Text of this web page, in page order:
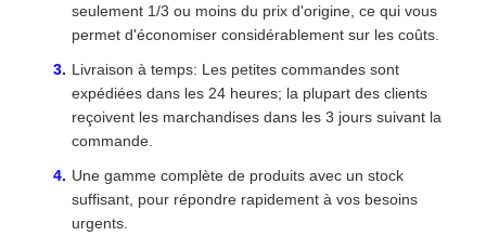
seulement 1/3 ou moins du prix d'origine, ce qui vous
permet d'économiser considérablement sur les coûts.
Livraison à temps: Les petites commandes sont
expédiées dans les 24 heures; la plupart des clients
reçoivent les marchandises dans les 3 jours suivant la
commande.
Une gamme complète de produits avec un stock
suffisant, pour répondre rapidement à vos besoins
urgents.